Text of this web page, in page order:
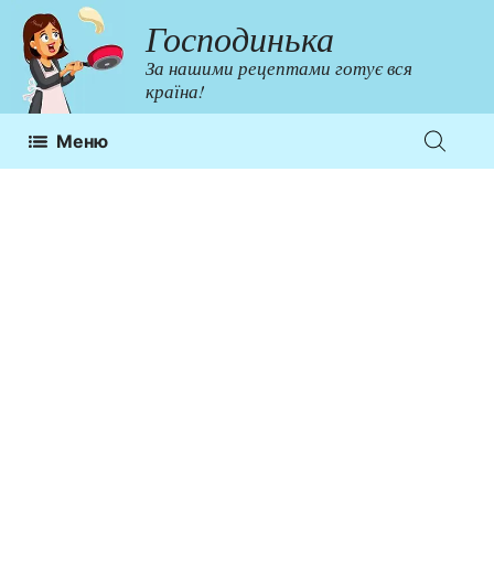
Перейти
до
контенту
Господинька
За нашими рецептами готує вся
країна!
Меню